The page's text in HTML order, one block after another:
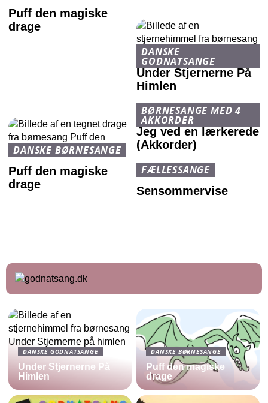
Puff den magiske
drage
DANSKE
GODNATSANGE
Under Stjernerne På
Himlen
DANSKE BØRNESANGE
Puff den magiske
drage
BØRNESANGE MED 4
AKKORDER
Jeg ved en lærkerede
(Akkorder)
FÆLLESSANGE
Sensommervise
DANSKE GODNATSANGE
Under Stjernerne På
Himlen
DANSKE BØRNESANGE
Puff den magiske
drage